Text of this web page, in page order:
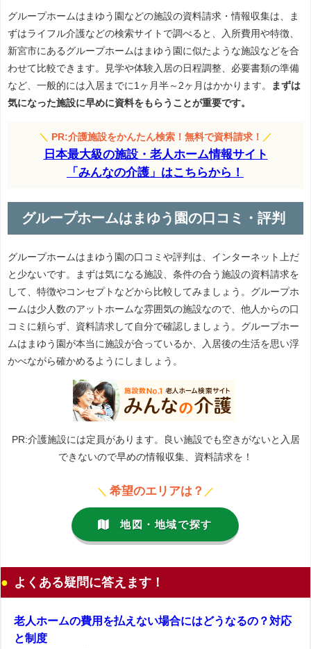
グループホームはまゆう園などの施設の資料請求・情報収集は、ま
ずはライフル介護などの検索サイトで調べると、入所費用や特徴、
新宮市にあるグループホームはまゆう園に似たような施設などを合
わせて比較できます。見学や体験入居の日程調整、必要書類の準備
など、一般的には入居までに1ヶ月半～2ヶ月はかかります。
まずは
気になった施設に早めに資料をもらうことが重要です。
＼ PR:介護施設をかんたん検索！無料で資料請求！ ／
日本最大級の施設・老人ホーム情報サイト
「みんなの介護」はこちらから！
グループホームはまゆう園の口コミ・評判
グループホームはまゆう園の口コミや評判は、インターネット上だ
と少ないです。まずは気になる施設、条件の合う施設の資料請求を
して、特徴やコンセプトなどから比較してみましょう。グループホ
ームは少人数のアットホームな雰囲気の施設なので、他人からの口
コミに頼らず、資料請求して自分で確認しましょう。グループホー
ムはまゆう園が本当に施設が合っているか、入居後の生活を思い浮
かべながら確かめるようにしましょう。
PR:介護施設には定員があります。良い施設でも空きがないと入居
できないので早めの情報収集、資料請求を！
＼ 希望のエリアは？ ／
地図・地域で探す
よくある疑問に答えます！
老人ホームの費用を払えない場合にはどうなるの？対応
と制度